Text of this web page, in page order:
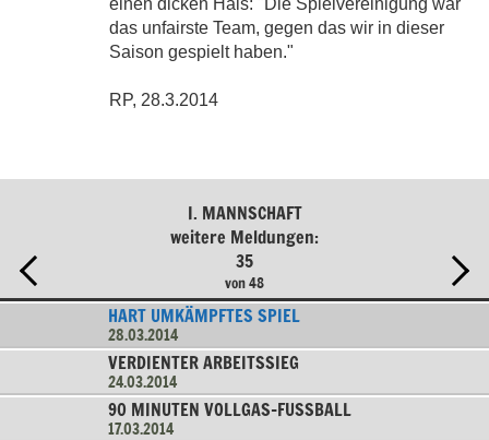
das unfairste Team, gegen das wir in dieser
Saison gespielt haben."
RP, 28.3.2014
I. MANNSCHAFT
weitere Meldungen:
35
von 48
HART UMKÄMPFTES SPIEL
28.03.2014
VERDIENTER ARBEITSSIEG
24.03.2014
90 MINUTEN VOLLGAS-FUSSBALL
17.03.2014